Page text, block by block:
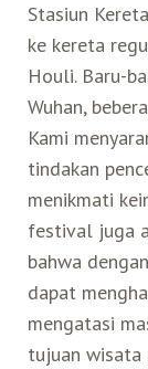
Stasiun
ke kereta
Houli. Baru-
Wuhan,
Kami
tindakan
menikmati
festival juga
bahwa
dapat
mengatasi
tujuan wisata